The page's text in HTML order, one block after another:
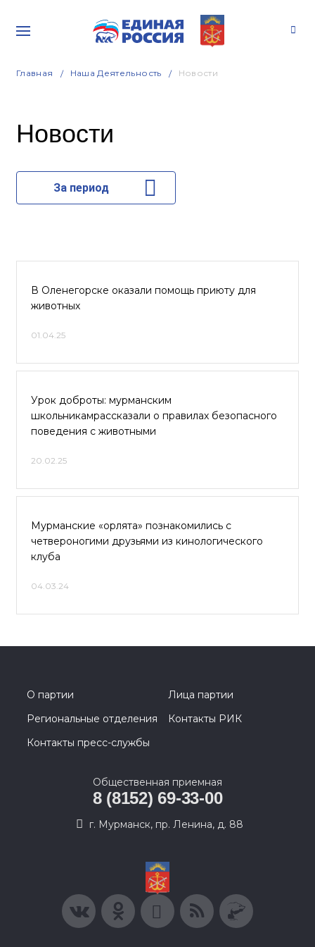
Главная Наша Деятельность Новости
Новости
За период
В Оленегорске оказали помощь приюту для
животных
01.04.25
Урок доброты: мурманским
школьникамрассказали о правилах безопасного
поведения с животными
20.02.25
Мурманские «орлята» познакомились с
четвероногими друзьями из кинологического
клуба
04.03.24
О партии
Лица партии
Региональные отделения
Контакты РИК
Контакты пресс-службы
Общественная приемная
8 (8152) 69-33-00
г. Мурманск, пр. Ленина, д. 88